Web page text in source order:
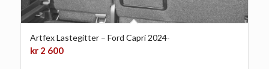
Artfex Lastegitter – Ford Capri 2024-
kr2 600